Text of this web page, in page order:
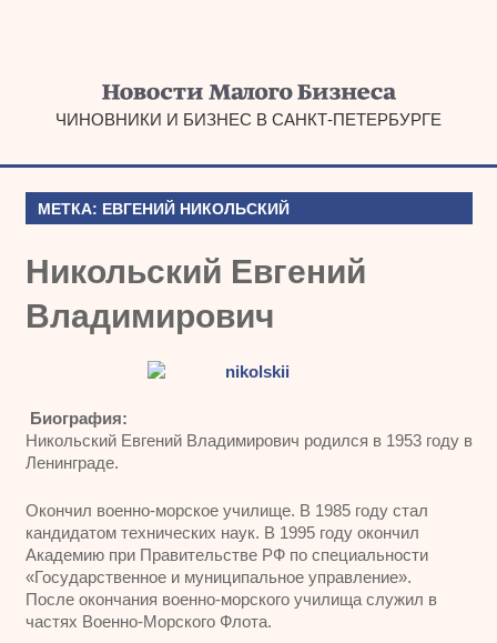
ЧИНОВНИКИ И БИЗНЕС В САНКТ-ПЕТЕРБУРГЕ
МЕТКА: ЕВГЕНИЙ НИКОЛЬСКИЙ
Никольский Евгений
Владимирович
Биография:
Никольский Евгений Владимирович родился в 1953 году в
Ленинграде.
Окончил военно-морское училище. В 1985 году стал
кандидатом технических наук. В 1995 году окончил
Академию при Правительстве РФ по специальности
«Государственное и муниципальное управление».
После окончания военно-морского училища служил в
частях Военно-Морского Флота.